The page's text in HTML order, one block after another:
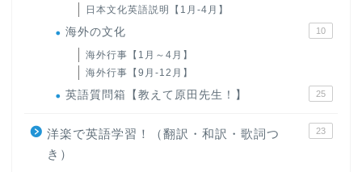
日本文化英語説明【1月-4月】
海外の文化 10
海外行事【1月～4月】
海外行事【9月-12月】
英語質問箱【教えて原田先生！】 25
洋楽で英語学習！（翻訳・和訳・歌詞つ
き）
23